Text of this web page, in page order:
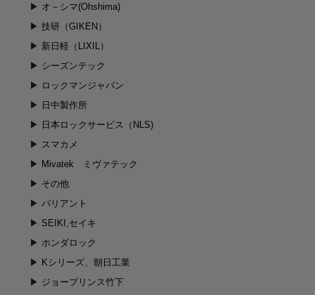
オ－シマ(Ohshima)
技研（GIKEN）
新日軽（LIXIL）
シーズンテック
ロックマンジャパン
日中製作所
日本ロックサービス（NLS)
スマカメ
Mivatek ミヴァテック
その他
バリアント
SEIKI,セイキ
ホンダロック
Kシリーズ、朝日工業
ジョープリンス竹下